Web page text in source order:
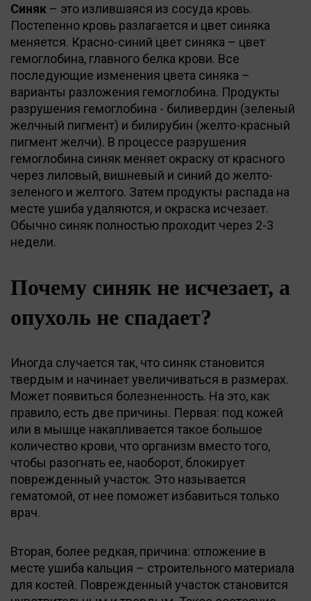
Синяк – это излившаяся из сосуда кровь.
Постепенно кровь разлагается и цвет синяка
меняется. Красно-синий цвет синяка – цвет
гемоглобина, главного белка крови. Все
последующие изменения цвета синяка –
варианты разложения гемоглобина. Продукты
разрушения гемоглобина - биливердин (зеленый
желчный пигмент) и билирубин (желто-красный
пигмент желчи). В процессе разрушения
гемоглобина синяк меняет окраску от красного
через лиловый, вишневый и синий до желто-
зеленого и желтого. Затем продукты распада на
месте ушиба удаляются, и окраска исчезает.
Обычно синяк полностью проходит через 2-3
недели.
Почему синяк не исчезает, а
опухоль не спадает?
Иногда случается так, что синяк становится
твердым и начинает увеличиваться в размерах.
Может появиться болезненность. На это, как
правило, есть две причины. Первая: под кожей
или в мышце накапливается такое большое
количество крови, что организм вместо того,
чтобы разогнать ее, наоборот, блокирует
поврежденный участок. Это называется
гематомой, от нее поможет избавиться только
врач.
Вторая, более редкая, причина: отложение в
месте ушиба кальция – строительного материала
для костей. Поврежденный участок становится